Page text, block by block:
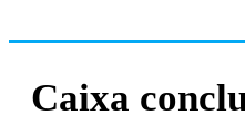
Caixa